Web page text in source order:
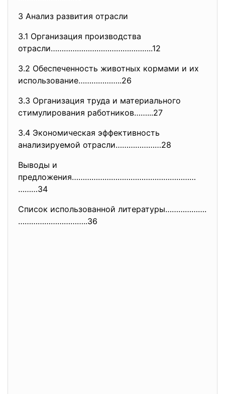
3 Анализ развития отрасли
3.1 Организация производства
отрасли………………………………………..12
3.2 Обеспеченность животных кормами и их
использование………………..26
3.3 Организация труда и материального
стимулирования работников……...27
3.4 Экономическая эффективность
анализируемой отрасли…………………28
Выводы и
предложения…………………………………………………
………34
Список использованной литературы……………….
…………………………..36